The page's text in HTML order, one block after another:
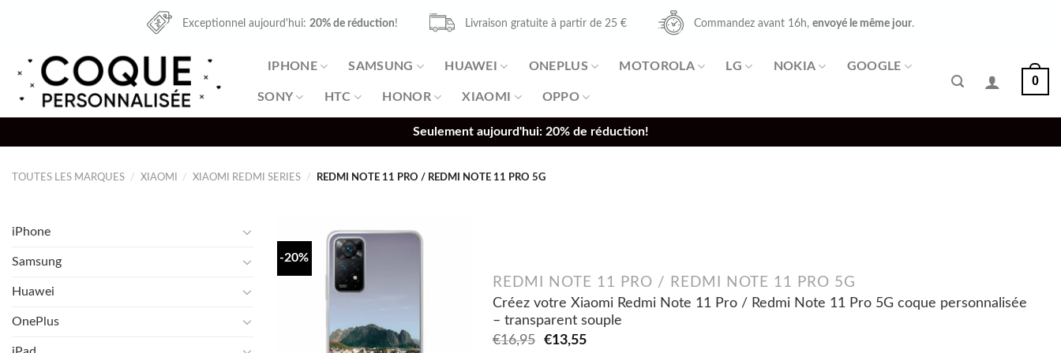
Exceptionnel aujourd'hui:20% de réduction! Livraison gratuite à partir de 25 € Commandez avant 16h, envoyé le même jour.
IPHONE SAMSUNG HUAWEI ONEPLUS MOTOROLA LG NOKIA GOOGLE
SONY HTC HONOR XIAOMI OPPO
0
Seulement aujourd'hui: 20% de réduction!
TOUTES LES MARQUES / XIAOMI / XIAOMI REDMI SERIES / REDMI NOTE 11 PRO / REDMI NOTE 11 PRO 5G
iPhone
Samsung
Huawei
OnePlus
-20%
REDMI NOTE 11 PRO / REDMI NOTE 11 PRO 5G
Créez votre Xiaomi Redmi Note 11 Pro / Redmi Note 11 Pro 5G coque personnalisée
– transparent souple
€16,95
Original
€13,55Current